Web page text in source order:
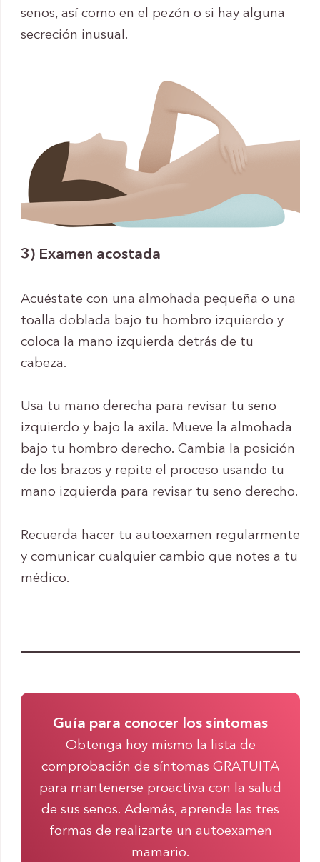
senos, así como en el pezón o si hay alguna
secreción inusual.
3) Examen acostada
Acuéstate con una almohada pequeña o una
toalla doblada bajo tu hombro izquierdo y
coloca la mano izquierda detrás de tu
cabeza.
Usa tu mano derecha para revisar tu seno
izquierdo y bajo la axila. Mueve la almohada
bajo tu hombro derecho. Cambia la posición
de los brazos y repite el proceso usando tu
mano izquierda para revisar tu seno derecho.
Recuerda hacer tu autoexamen regularmente
y comunicar cualquier cambio que notes a tu
médico.
Guía para conocer los síntomas
Obtenga hoy mismo la lista de
comprobación de síntomas GRATUITA
para mantenerse proactiva con la salud
de sus senos. Además, aprende las tres
formas de realizarte un autoexamen
mamario.